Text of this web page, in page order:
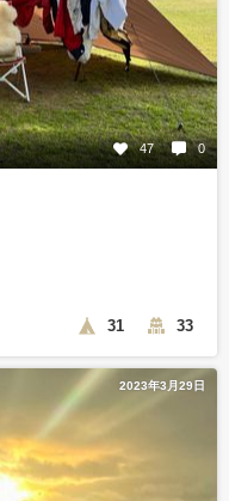
47 0
31 33
2023年3月29日